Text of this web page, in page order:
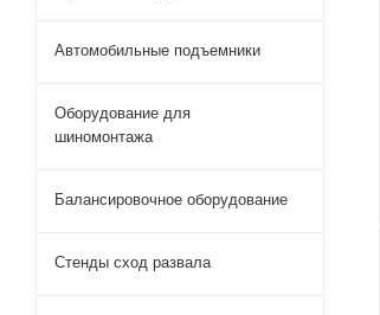
Автомобильные подъемники
Оборудование для
шиномонтажа
Балансировочное оборудование
Стенды сход развала